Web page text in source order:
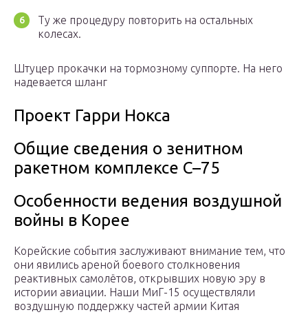
Ту же процедуру повторить на остальных
колесах.
Штуцер прокачки на тормозному суппорте. На него
надевается шланг
Проект Гарри Нокса
Общие сведения о зенитном
ракетном комплексе С–75
Особенности ведения воздушной
войны в Корее
Корейские события заслуживают внимание тем, что
они явились ареной боевого столкновения
реактивных самолётов, открывших новую эру в
истории авиации. Наши МиГ-15 осуществляли
воздушную поддержку частей армии Китая